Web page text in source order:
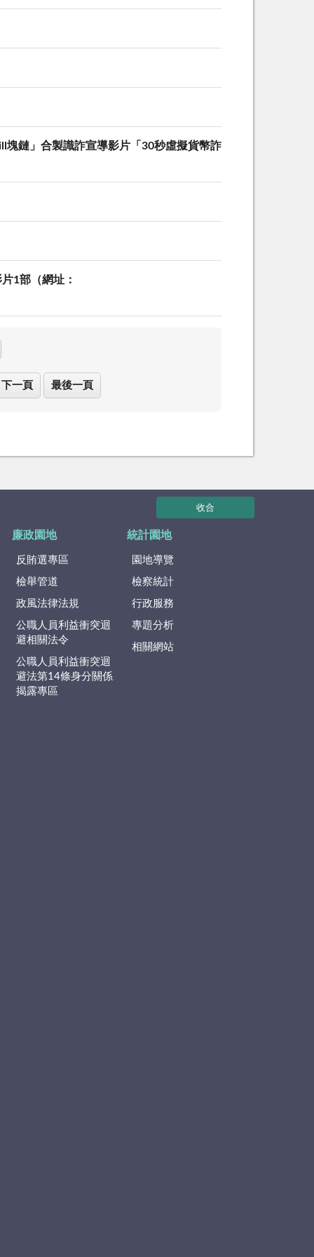
塊鏈」合製識詐宣導影片「30秒虛擬貨幣詐
1部（網址：
下一頁 最後一頁
收合
廉政園地
反賄選專區
檢舉管道
政風法律法規
公職人員利益衝突迴
避相關法令
公職人員利益衝突迴
避法第14條身分關係
揭露專區
統計園地
園地導覽
檢察統計
行政服務
專題分析
相關網站